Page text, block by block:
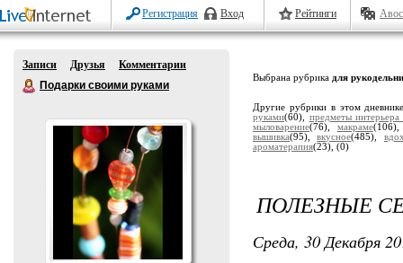
Регистрация Вход Рейтинги
Записи Друзья
Комментарии
Подарки своими руками
Выбрана рубрика для
Другие рубрики в этом
руками(60), предметы
мыловарение(76), макраме
вышивка(95),вкусное(485),
ароматерапия(23), (0)
ПОЛЕЗНЫЕ
Среда, 30 Декабря